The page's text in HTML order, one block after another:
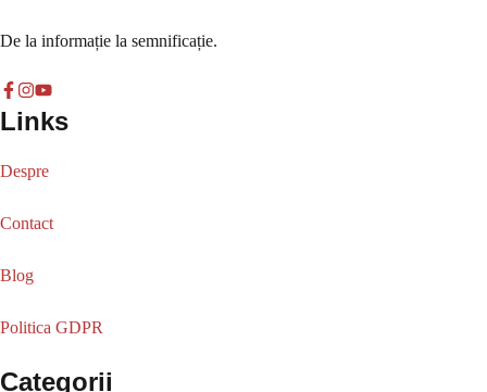
De la informație la semnificație.
Links
Despre
Contact
Blog
Politica GDPR
Categorii